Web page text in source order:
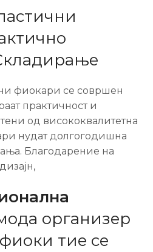
фиокари се совршен
практичност и
од висококвалитетна
нудат долгогодишна
Благодарение на
организер
тие се